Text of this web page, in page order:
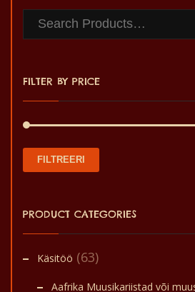
FILTER BY PRICE
FILTREERI
PRODUCT CATEGORIES
Käsitöö (63)
Aafrika Muusikariistad või